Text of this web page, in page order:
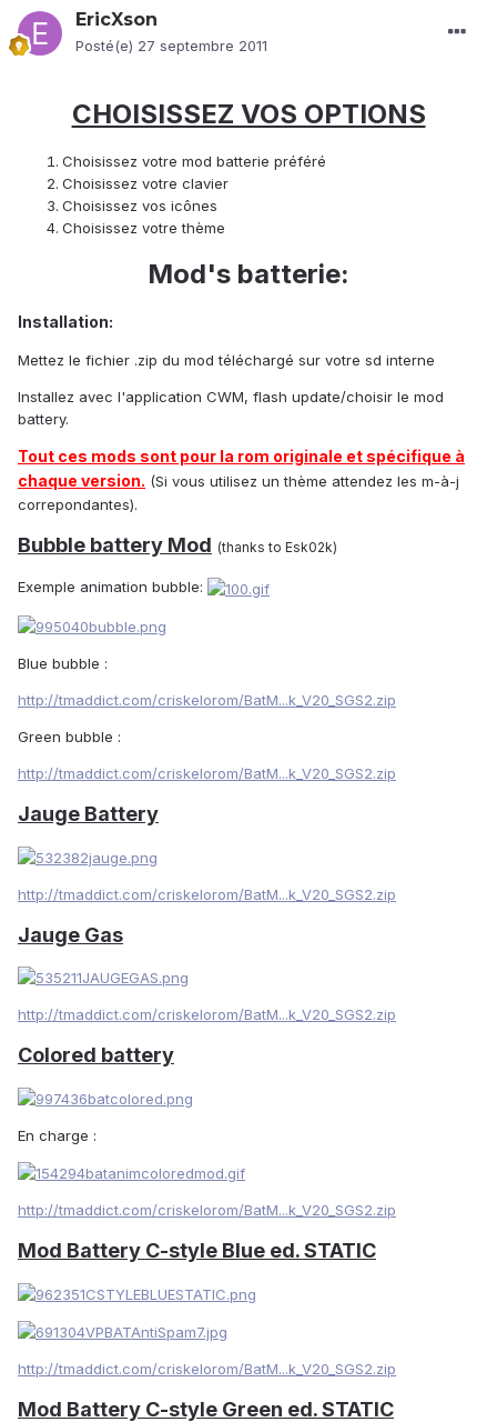
EricXson
Posté(e) 27 septembre 2011
CHOISISSEZ VOS OPTIONS
Choisissez votre mod batterie préféré
Choisissez votre clavier
Choisissez vos icônes
Choisissez votre thème
Mod's batterie:
Installation:
Mettez le fichier .zip du mod téléchargé sur votre sd interne
Installez avec l'application CWM, flash update/choisir le mod
battery.
Tout ces mods sont pour la rom originale et spécifique à
chaque version. (Si vous utilisez un thème attendez les m-à-j
correpondantes).
Bubble battery Mod (thanks to Esk02k)
Exemple animation bubble:
Blue bubble :
http://tmaddict.com/criskelorom/BatM...k_V20_SGS2.zip
Green bubble :
http://tmaddict.com/criskelorom/BatM...k_V20_SGS2.zip
Jauge Battery
http://tmaddict.com/criskelorom/BatM...k_V20_SGS2.zip
Jauge Gas
http://tmaddict.com/criskelorom/BatM...k_V20_SGS2.zip
Colored battery
En charge :
http://tmaddict.com/criskelorom/BatM...k_V20_SGS2.zip
Mod Battery C-style Blue ed. STATIC
http://tmaddict.com/criskelorom/BatM...k_V20_SGS2.zip
Mod Battery C-style Green ed. STATIC